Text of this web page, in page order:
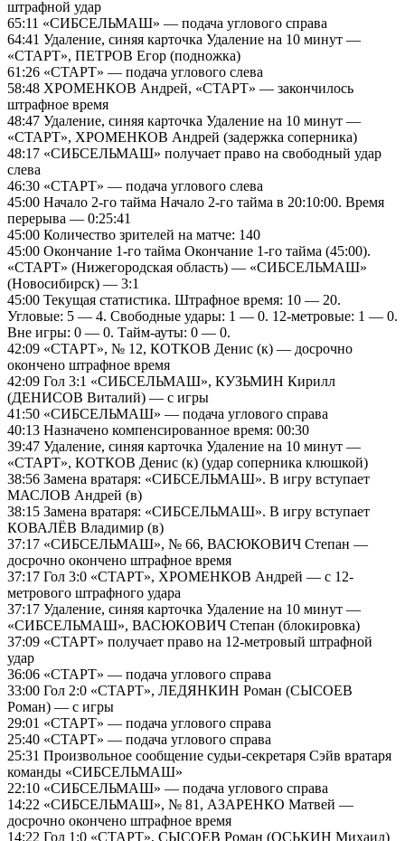
штрафной удар
65:11 «СИБСЕЛЬМАШ» — подача углового справа
64:41 Удаление, синяя карточка Удаление на 10 минут —
«СТАРТ», ПЕТРОВ Егор (подножка)
61:26 «СТАРТ» — подача углового слева
58:48 ХРОМЕНКОВ Андрей, «СТАРТ» — закончилось
штрафное время
48:47 Удаление, синяя карточка Удаление на 10 минут —
«СТАРТ», ХРОМЕНКОВ Андрей (задержка соперника)
48:17 «СИБСЕЛЬМАШ» получает право на свободный удар
слева
46:30 «СТАРТ» — подача углового слева
45:00 Начало 2-го тайма Начало 2-го тайма в 20:10:00. Время
перерыва — 0:25:41
45:00 Количество зрителей на матче: 140
45:00 Окончание 1-го тайма Окончание 1-го тайма (45:00).
«СТАРТ» (Нижегородская область) — «СИБСЕЛЬМАШ»
(Новосибирск) — 3:1
45:00 Текущая статистика. Штрафное время: 10 — 20.
Угловые: 5 — 4. Свободные удары: 1 — 0. 12-метровые: 1 — 0.
Вне игры: 0 — 0. Тайм-ауты: 0 — 0.
42:09 «СТАРТ», № 12, КОТКОВ Денис (к) — досрочно
окончено штрафное время
42:09 Гол 3:1 «СИБСЕЛЬМАШ», КУЗЬМИН Кирилл
(ДЕНИСОВ Виталий) — с игры
41:50 «СИБСЕЛЬМАШ» — подача углового справа
40:13 Назначено компенсированное время: 00:30
39:47 Удаление, синяя карточка Удаление на 10 минут —
«СТАРТ», КОТКОВ Денис (к) (удар соперника клюшкой)
38:56 Замена вратаря: «СИБСЕЛЬМАШ». В игру вступает
МАСЛОВ Андрей (в)
38:15 Замена вратаря: «СИБСЕЛЬМАШ». В игру вступает
КОВАЛЁВ Владимир (в)
37:17 «СИБСЕЛЬМАШ», № 66, ВАСЮКОВИЧ Степан —
досрочно окончено штрафное время
37:17 Гол 3:0 «СТАРТ», ХРОМЕНКОВ Андрей — с 12-
метрового штрафного удара
37:17 Удаление, синяя карточка Удаление на 10 минут —
«СИБСЕЛЬМАШ», ВАСЮКОВИЧ Степан (блокировка)
37:09 «СТАРТ» получает право на 12-метровый штрафной
удар
36:06 «СТАРТ» — подача углового справа
33:00 Гол 2:0 «СТАРТ», ЛЕДЯНКИН Роман (СЫСОЕВ
Роман) — с игры
29:01 «СТАРТ» — подача углового справа
25:40 «СТАРТ» — подача углового справа
25:31 Произвольное сообщение судьи-секретаря Сэйв вратаря
команды «СИБСЕЛЬМАШ»
22:10 «СИБСЕЛЬМАШ» — подача углового справа
14:22 «СИБСЕЛЬМАШ», № 81, АЗАРЕНКО Матвей —
досрочно окончено штрафное время
14:22 Гол 1:0 «СТАРТ», СЫСОЕВ Роман (ОСЬКИН Михаил)